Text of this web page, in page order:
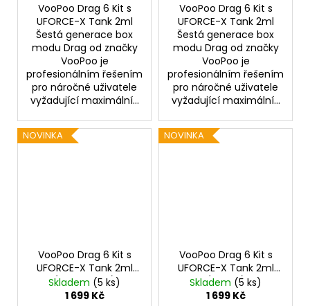
VooPoo Drag 6 Kit s
UFORCE-X Tank 2ml
Šestá generace box
modu Drag od značky
VooPoo je
profesionálním řešením
pro náročné uživatele
vyžadující maximální...
VooPoo Drag 6 Kit s
UFORCE-X Tank 2ml
Šestá generace box
modu Drag od značky
VooPoo je
profesionálním řešením
pro náročné uživatele
vyžadující maximální...
NOVINKA
VooPoo Drag 6 Kit s
UFORCE-X Tank 2ml
(Metal Gray)
Skladem (5 ks)
1 699 Kč
NOVINKA
VooPoo Drag 6 Kit s
UFORCE-X Tank 2ml
(Green)
Skladem (5 ks)
1 699 Kč